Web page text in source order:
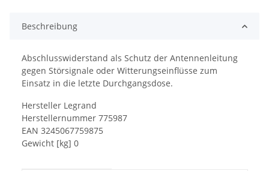
Beschreibung
Abschlusswiderstand als Schutz der Antennenleitung
gegen Störsignale oder Witterungseinflüsse zum
Einsatz in die letzte Durchgangsdose.
Hersteller Legrand
Herstellernummer 775987
EAN 3245067759875
Gewicht [kg] 0